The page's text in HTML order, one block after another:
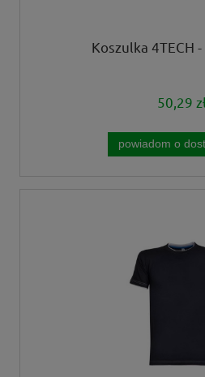
Koszulka 4TECH -
50,29
powiadom o